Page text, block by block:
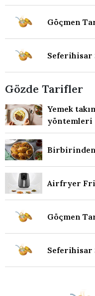
Göçmen
Seferihisar
Gözde Tarifler
Yemek
yöntemleri
Airfryer
Göçmen
Seferihisar